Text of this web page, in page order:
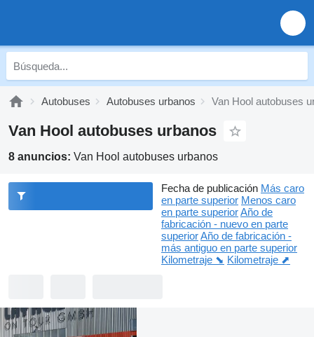
Autobuses Autobuses urbanos Van Hool autobuses
Van Hool autobuses urbanos
8 anuncios: Van Hool autobuses urbanos
Fecha de publicación Más caro
en parte superior Menos caro
en parte superiorAño de
fabricación - nuevo en parte
superiorAño de fabricación -
más antiguo en parte superior
Kilometraje ⬊ Kilometraje ⬈